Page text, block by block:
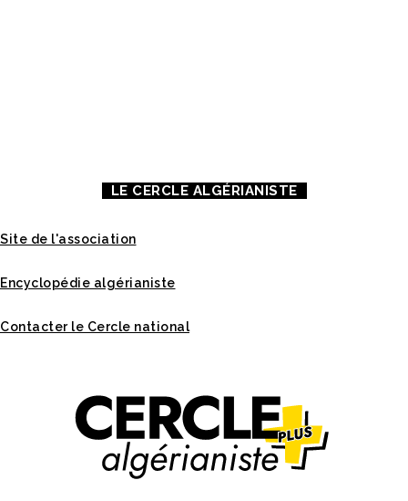
LE CERCLE ALGÉRIANISTE
Site de l'association
Encyclopédie algérianiste
Contacter le Cercle national